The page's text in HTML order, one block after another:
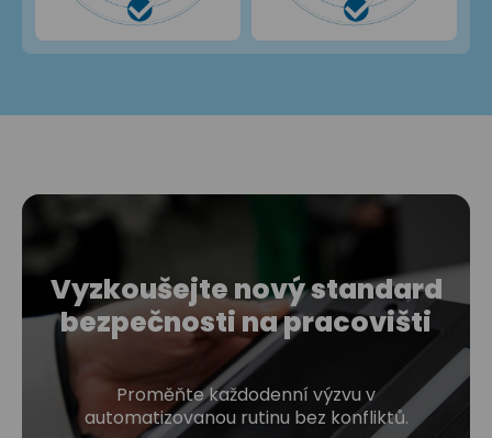
Vyzkoušejte nový standard
bezpečnosti na pracovišti
Proměňte každodenní výzvu v
automatizovanou rutinu bez konfliktů.